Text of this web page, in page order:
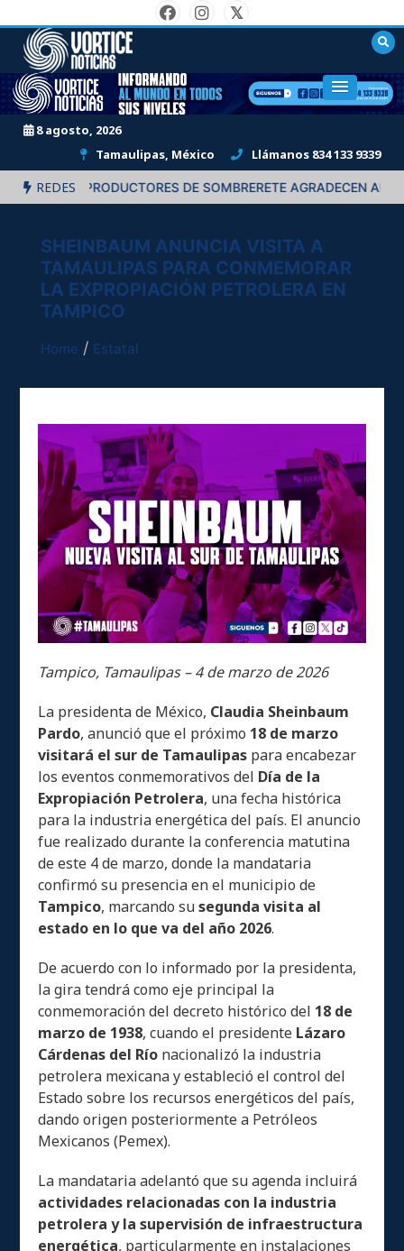
to
content
"Informando al mundo en todos sus niveles."
8 agosto, 2026
Tamaulipas, México
Llámanos 834 133 9339
REDES
PRODUCTORES DE SOMBRERETE AGRADECEN APOYOS
SHEINBAUM ANUNCIA VISITA A
TAMAULIPAS PARA CONMEMORAR
LA EXPROPIACIÓN PETROLERA EN
TAMPICO
Home Estatal
Tampico, Tamaulipas – 4 de marzo de 2026
La presidenta de México, Claudia Sheinbaum
Pardo, anunció que el próximo 18 de marzo
visitará el sur de Tamaulipas para encabezar
los eventos conmemorativos del Día de la
Expropiación Petrolera, una fecha histórica
para la industria energética del país. El anuncio
fue realizado durante la conferencia matutina
de este 4 de marzo, donde la mandataria
confirmó su presencia en el municipio de
Tampico, marcando susegunda visita al
estado en lo que va del año 2026.
De acuerdo con lo informado por la presidenta,
la gira tendrá como eje principal la
conmemoración del decreto histórico del 18 de
marzo de 1938, cuando el presidente Lázaro
Cárdenas del Río nacionalizó la industria
petrolera mexicana y estableció el control del
Estado sobre los recursos energéticos del país,
dando origen posteriormente a Petróleos
Mexicanos (Pemex).
La mandataria adelantó que su agenda incluirá
actividades relacionadas con la industria
petrolera y la supervisión de infraestructura
energética, particularmente en instalaciones